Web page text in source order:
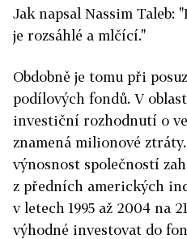
Jak napsal Nassim Taleb:
je rozsáhlé a mlčící."
Obdobně je tomu při
podílových fondů. V
investiční rozhodnutí o
znamená milionové
výnosnost společností
z předních amerických
v letech 1995 až 2004 na
výhodné investovat do